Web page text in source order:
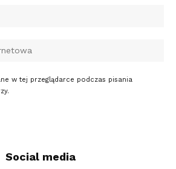
w tej przeglądarce podczas pisania
Social media